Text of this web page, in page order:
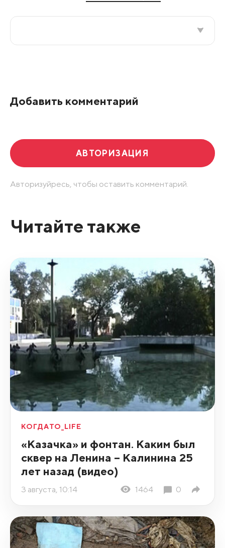
Добавить комментарий
АВТОРИЗАЦИЯ
Авторизуйресь, чтобы оставить комментарий.
Читайте также
КОГДАТО_LIFE
«Казачка» и фонтан. Каким был
сквер на Ленина – Калинина 25
лет назад (видео)
3 августа, 10:14 1464 0